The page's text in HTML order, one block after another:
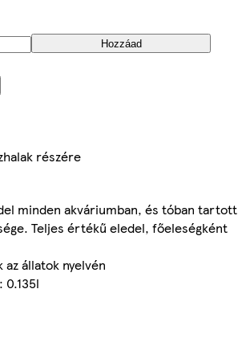
Hozzáad
részére
minden akváriumban, és tóban tartott
Teljes értékű eledel, főeleségként
állatok nyelvén
0.135l